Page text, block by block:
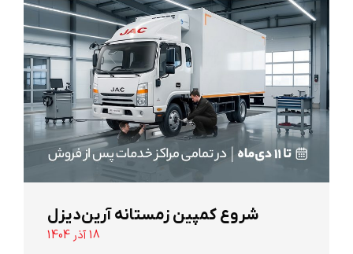
شروع کمپین زمستانه آرین‌دیزل
18 آذر 1404